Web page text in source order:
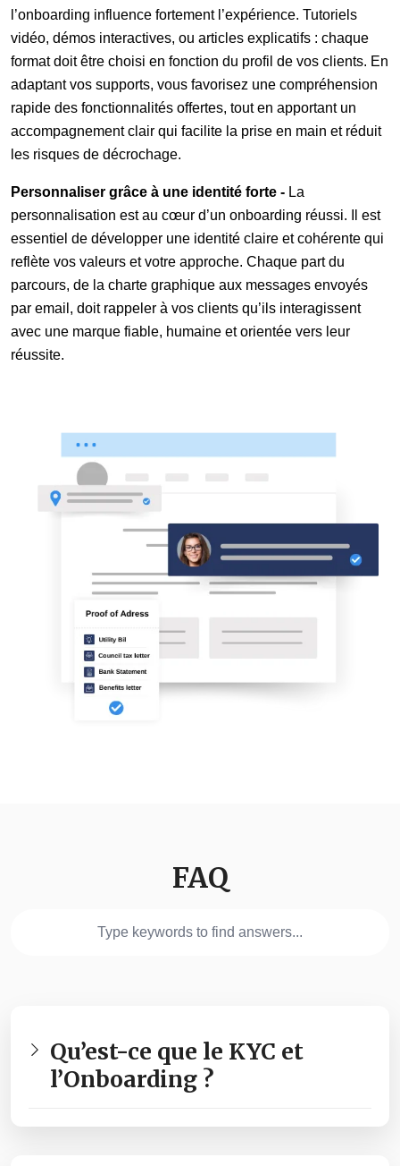
l’onboarding influence fortement l’expérience. Tutoriels
vidéo, démos interactives, ou articles explicatifs : chaque
format doit être choisi en fonction du profil de vos clients. En
adaptant vos supports, vous favorisez une compréhension
rapide des fonctionnalités offertes, tout en apportant un
accompagnement clair qui facilite la prise en main et réduit
les risques de décrochage.
Personnaliser grâce à une identité forte - La
personnalisation est au cœur d’un onboarding réussi. Il est
essentiel de développer une identité claire et cohérente qui
reflète vos valeurs et votre approche. Chaque part du
parcours, de la charte graphique aux messages envoyés
par email, doit rappeler à vos clients qu’ils interagissent
avec une marque fiable, humaine et orientée vers leur
réussite.
FAQ
Qu’est-ce que le KYC et
l’Onboarding ?